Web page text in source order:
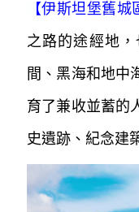
【伊斯坦堡舊城
之路的途經地
間、黑海和地中
育了兼收並蓄的
史遺跡、紀念建